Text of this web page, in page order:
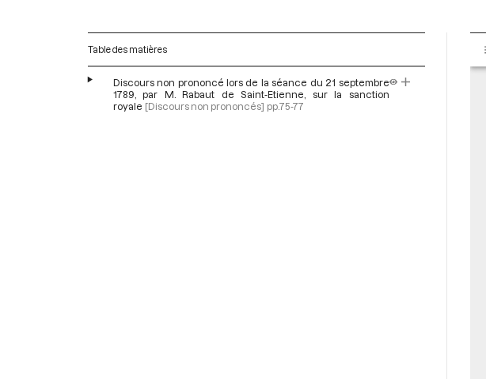
Table des matières
Discours non prononcé lors de la séance du 21 septembre
1789, par M. Rabaut de Saint-Etienne, sur la sanction
royale [Discours non prononcés] pp.75-77
s